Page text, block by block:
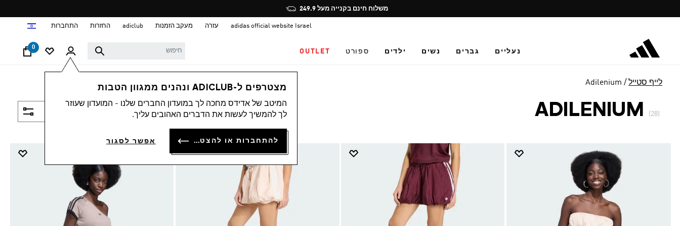
Pause
promotion
הצטרפו חינם לאדיקלאב, תיהנו מהטבות ותצברו נקודות
adidas official website Israel עזרה מעקב הזמנות adiclub החזרות התחברות
נעליים גברים נשים ילדים ספורט OUTLET
0
מצטרפים ל-ADICLUB ונהנים ממגוון הטבות
המיטב של אדידס מחכה לך במועדון החברים שלנו - המועדון שעוזר
לך להמשיך לעשות את הדברים האהובים עליך.
להתחברות או להצטרפות אפשר לסגור
לייף סטייל Adilenium
ADILENIUM (28)